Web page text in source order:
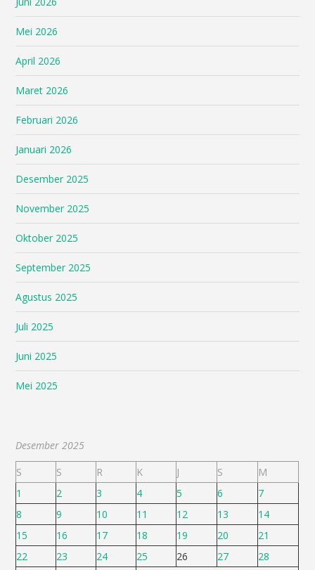
Mei 2026
April 2026
Maret 2026
Februari 2026
Januari 2026
Desember 2025
November 2025
Oktober 2025
September 2025
Agustus 2025
Juli 2025
Juni 2025
Mei 2025
Desember 2025
S
S R K J S
M
1
2 3 4 5 6
7
8
9 10 11 12 13
14
15
16 17 18 19 20
21
22
23 24 25 26 27
28